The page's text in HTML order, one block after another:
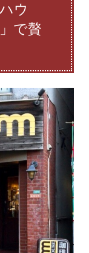
ウ
で贅